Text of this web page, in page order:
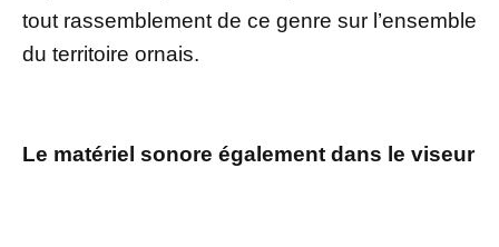
tout rassemblement de ce genre sur l’ensemble
du territoire ornais.
Le matériel sonore également dans le viseur